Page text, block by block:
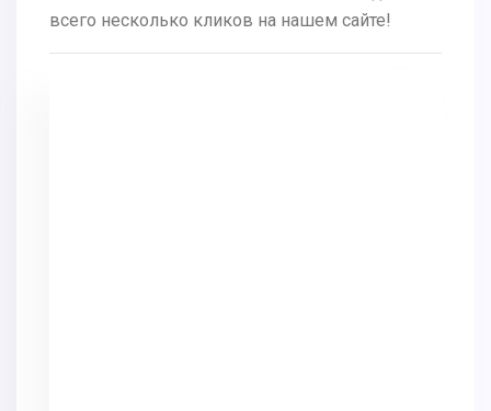
всего несколько кликов на нашем сайте!